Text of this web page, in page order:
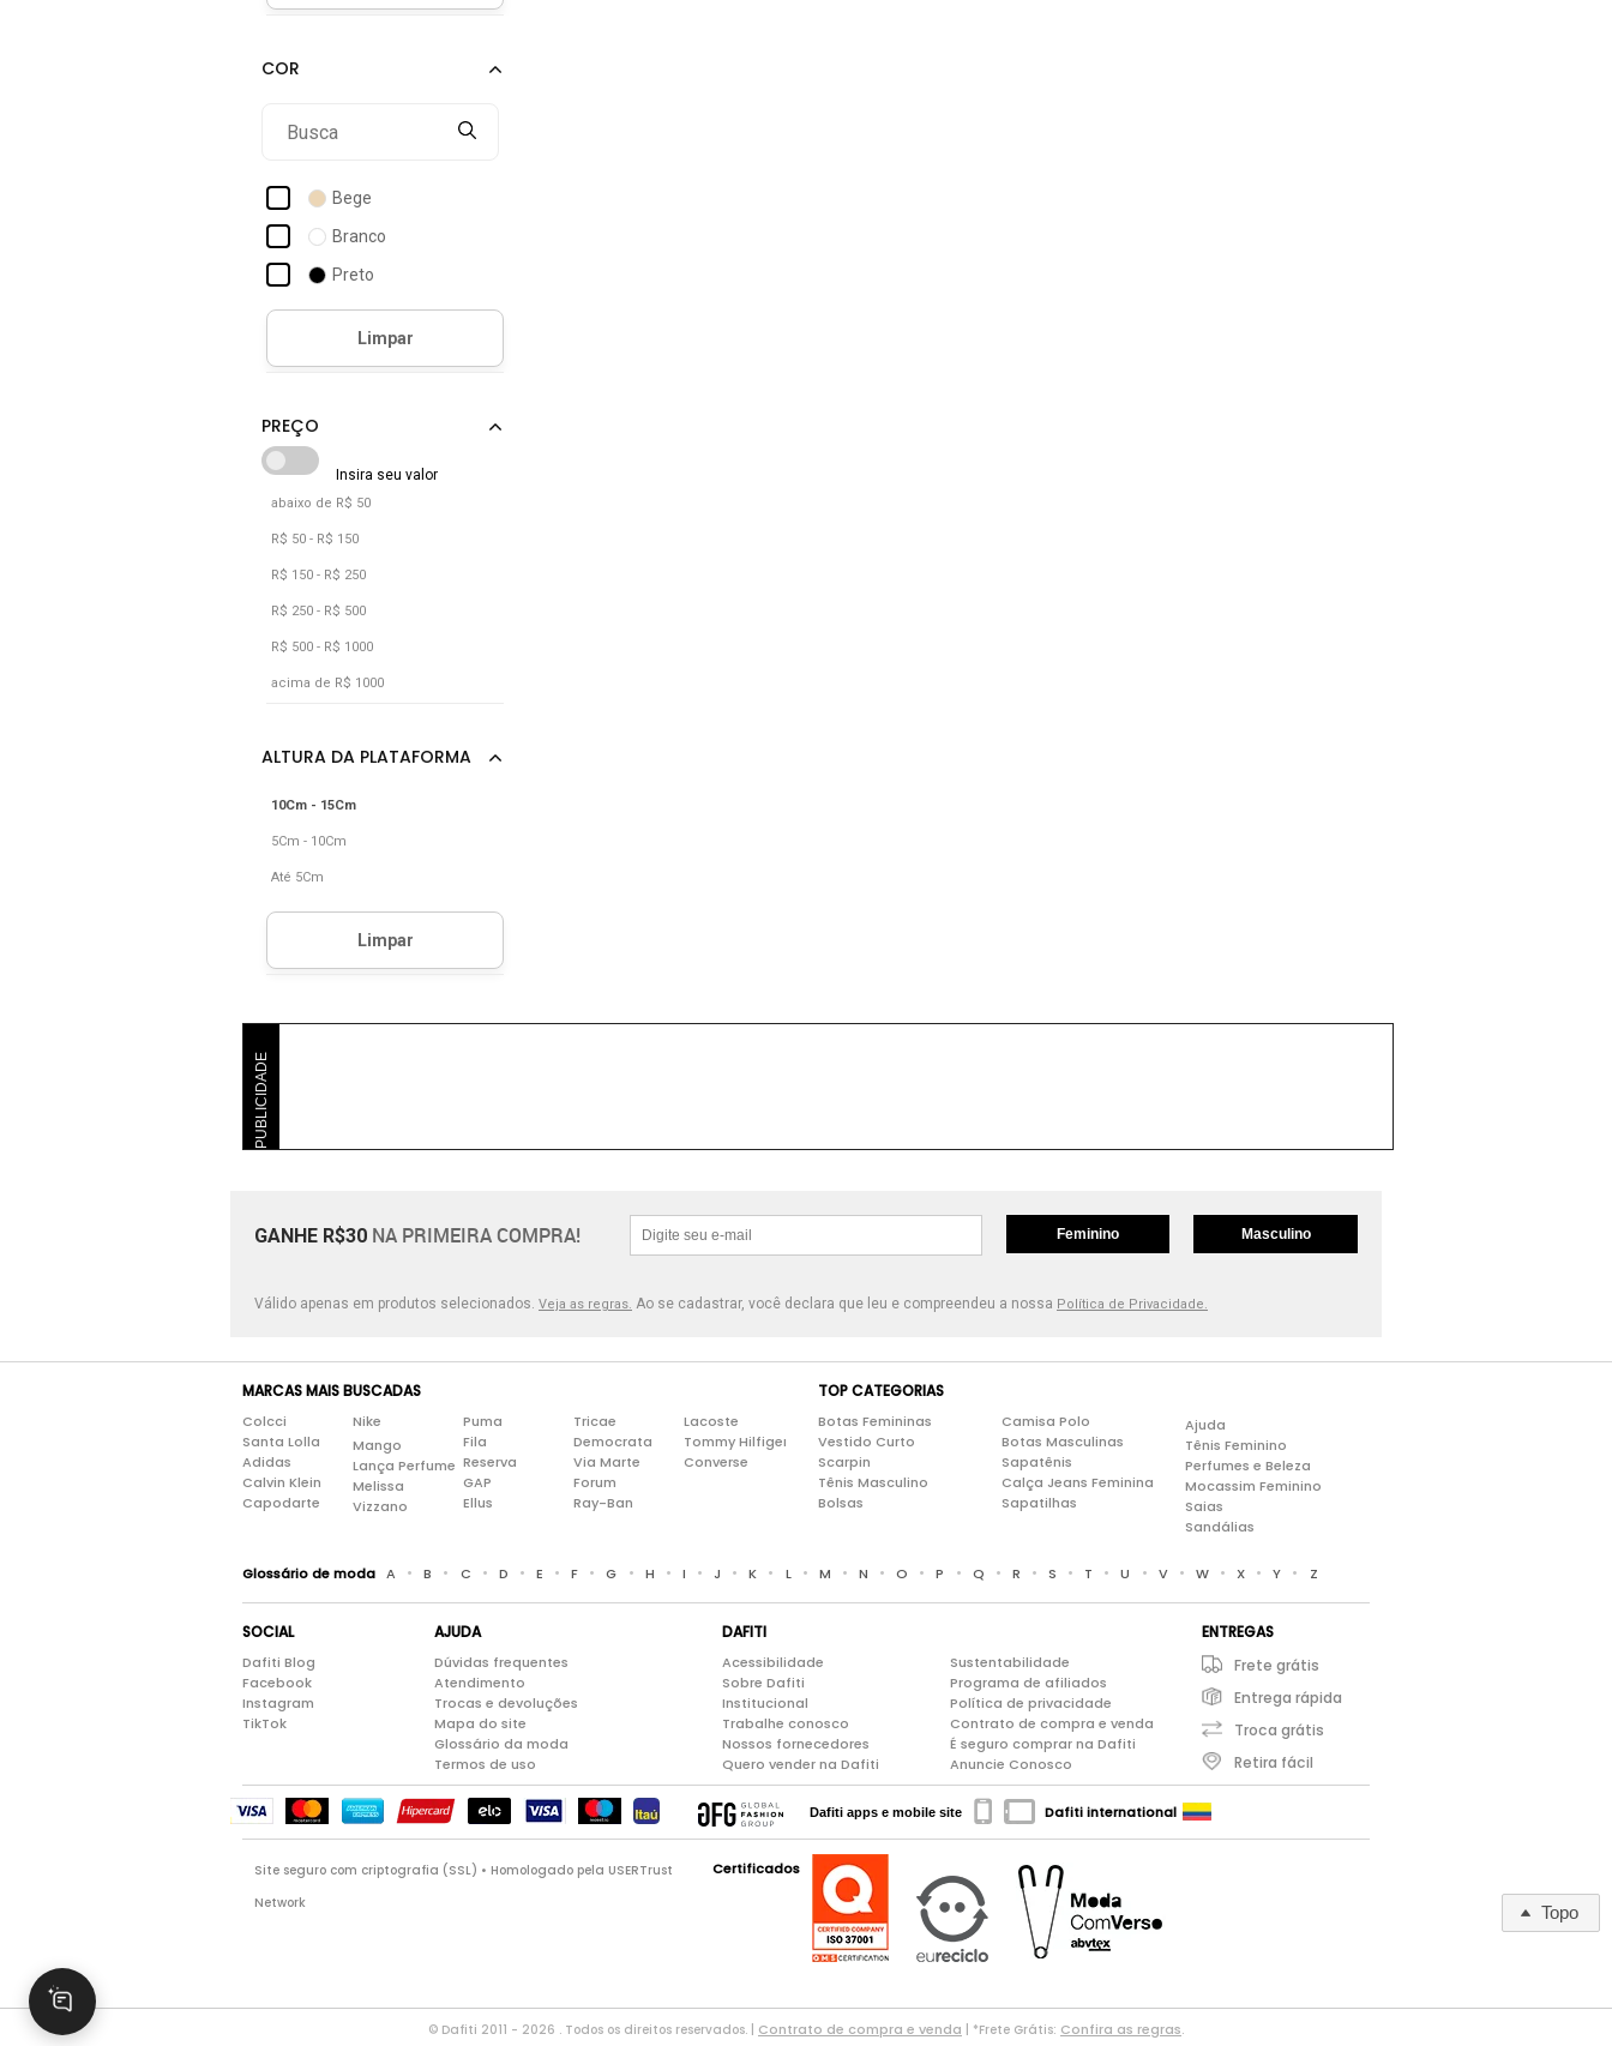
Bege
Branco
Preto
abaixo de R$ 50
R$ 50 - R$ 150
R$ 150 - R$ 250
R$ 250 - R$ 500
R$ 500 - R$ 1000
acima de R$ 1000
10Cm - 15Cm
5Cm - 10Cm
Até 5Cm
PUBLICIDADE
Topo
GANHE R$30 NA PRIMEIRA COMPRA! Feminino Masculino
Válido apenas em produtos selecionados. Veja as regras. Ao se cadastrar, você declara que leu e compreendeu a nossa Política de Privacidade.
MARCAS MAIS BUSCADAS
Colcci
Santa Lolla
Adidas
Calvin Klein
Capodarte
Nike
Mango
Lança Perfume
Melissa
Vizzano
Puma
Fila
Reserva
GAP
Ellus
Tricae
Democrata
Via Marte
Forum
Ray-Ban
Lacoste
Tommy Hilfiger
Converse
TOP CATEGORIAS
Botas Femininas
Vestido Curto
Scarpin
Tênis Masculino
Bolsas
Camisa Polo
Botas Masculinas
Sapatênis
Calça Jeans Feminina
Sapatilhas
Ajuda
Tênis Feminino
Perfumes e Beleza
Mocassim Feminino
Saias
Sandálias
Glossário de moda A • B • C • D • E • F • G • H • I • J • K • L • M • N • O • P • Q • R • S • T • U • V • W • X • Y • Z
SOCIAL
Dafiti Blog
Facebook
Instagram
TikTok
AJUDA
Dúvidas frequentes
Atendimento
Trocas e devoluções
Mapa do site
Glossário da moda
Termos de uso
DAFITI
Acessibilidade
Sobre Dafiti
Institucional
Trabalhe conosco
Nossos fornecedores
Quero vender na Dafiti
Sustentabilidade
Programa de afiliados
Política de privacidade
Contrato de compra e venda
É seguro comprar na Dafiti
Anuncie Conosco
ENTREGAS
Frete grátis
Entrega rápida
Troca grátis
Retira fácil
Dafiti apps e mobile site Dafiti international
Site seguro com criptografia (SSL) • Homologado pela USERTrust
Network
Certificados
© Dafiti 2011 - 2026 . Todos os direitos reservados. | Contrato de compra e venda | *Frete Grátis: Confira as regras.